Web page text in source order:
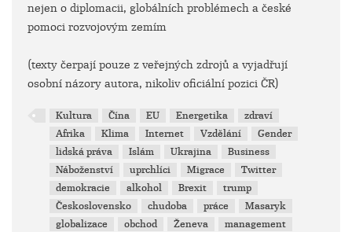
nejen o diplomacii, globálních problémech a české
pomoci rozvojovým zemím
(texty čerpají pouze z veřejných zdrojů a vyjadřují
osobní názory autora, nikoliv oficiální pozici ČR)
Kultura Čína EU Energetika
zdraví
Afrika
Klima Internet Vzdělání
Gender
lidská práva
Islám Ukrajina
Business
Náboženství
uprchlíci Migrace
Twitter
demokracie
alkohol Brexit
trump
Československo
chudoba práce
Masaryk
globalizace
obchod Ženeva management